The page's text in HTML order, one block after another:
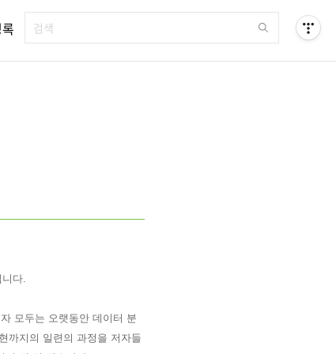
니다.
모두는 오랫동안 데이터 분
까지의 일련의 과정을 저자들